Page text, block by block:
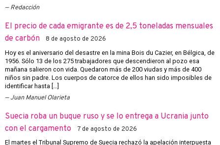
Redacción
El precio de cada emigrante es de 2,5 toneladas mensuales
de carbón
8 de agosto de 2026
Hoy es el aniversario del desastre en la mina Bois du Cazier, en Bélgica, de
1956. Sólo 13 de los 275 trabajadores que descendieron al pozo esa
mañana salieron con vida. Quedaron más de 200 viudas y más de 400
niños sin padre. Los cuerpos de catorce de ellos han sido imposibles de
identificar hasta […]
Juan Manuel Olarieta
Suecia roba un buque ruso y se lo entrega a Ucrania junto
con el cargamento
7 de agosto de 2026
El martes el Tribunal Supremo de Suecia rechazó la apelación interpuesta